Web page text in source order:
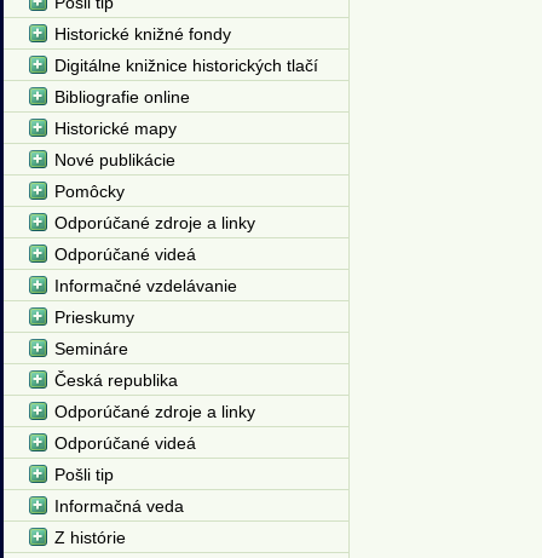
Historické knižné fondy
Digitálne knižnice historických tlačí
Bibliografie online
Historické mapy
Nové publikácie
Pomôcky
Odporúčané zdroje a linky
Odporúčané videá
Informačné vzdelávanie
Prieskumy
Semináre
Česká republika
Odporúčané zdroje a linky
Odporúčané videá
Pošli tip
Informačná veda
Z histórie